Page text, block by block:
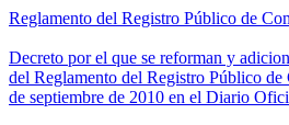
Reglamento del Registro Público de
Decreto por el que se reforman y
del Reglamento del Registro Público
de septiembre de 2010 en el Diario